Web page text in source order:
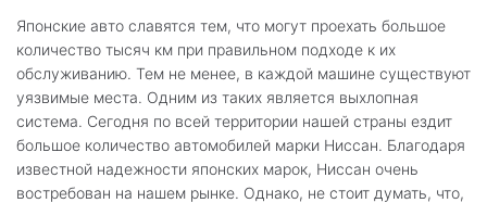
Японские авто славятся тем, что могут проехать большое
количество тысяч км при правильном подходе к их
обслуживанию. Тем не менее, в каждой машине существуют
уязвимые места. Одним из таких является выхлопная
система. Сегодня по всей территории нашей страны ездит
большое количество автомобилей марки Ниссан. Благодаря
известной надежности японских марок, Ниссан очень
востребован на нашем рынке. Однако, не стоит думать, что,